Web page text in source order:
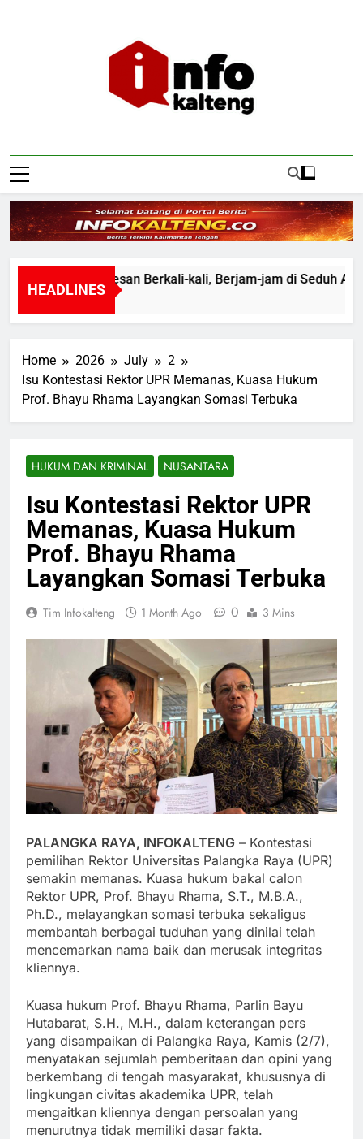
Infokalteng
HEADLINES
Tak Harus Pesan Berkali-kali, Berjam-jam di Seduh Asa
52 Minutes Ago
Home 2026 July
2
Isu Kontestasi Rektor UPR Memanas, Kuasa Hukum
Prof. Bhayu Rhama Layangkan Somasi Terbuka
HUKUM DAN KRIMINAL NUSANTARA
Isu Kontestasi Rektor UPR
Memanas, Kuasa Hukum
Prof. Bhayu Rhama
Layangkan Somasi Terbuka
Tim Infokalteng 1 Month Ago 0 3 Mins
PALANGKA RAYA, INFOKALTENG – Kontestasi
pemilihan Rektor Universitas Palangka Raya (UPR)
semakin memanas. Kuasa hukum bakal calon
Rektor UPR, Prof. Bhayu Rhama, S.T., M.B.A.,
Ph.D., melayangkan somasi terbuka sekaligus
membantah berbagai tuduhan yang dinilai telah
mencemarkan nama baik dan merusak integritas
kliennya.
Kuasa hukum Prof. Bhayu Rhama, Parlin Bayu
Hutabarat, S.H., M.H., dalam keterangan pers
yang disampaikan di Palangka Raya, Kamis (2/7),
menyatakan sejumlah pemberitaan dan opini yang
berkembang di tengah masyarakat, khususnya di
lingkungan civitas akademika UPR, telah
mengaitkan kliennya dengan persoalan yang
menurutnya tidak memiliki dasar fakta.